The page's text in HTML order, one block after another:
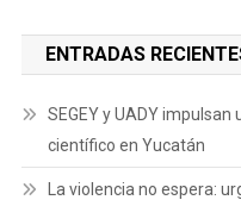
ENTRADAS
SEGEY y UADY
científico en Yucatán
La violencia no espera: